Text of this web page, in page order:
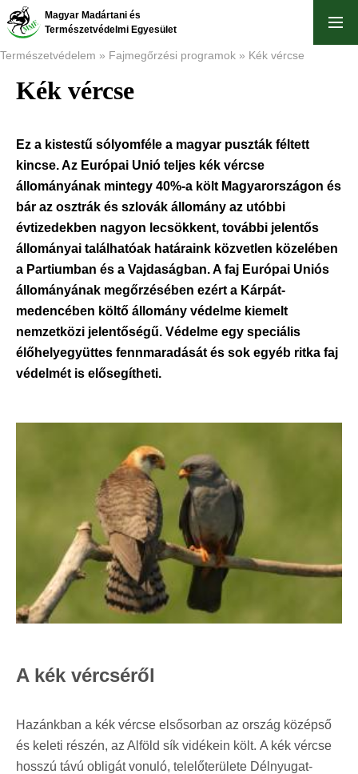
Ugrás
tartalomra
Magyar Madártani és
Természetvédelmi Egyesület
Morzsa
Természetvédelem Fajmegőrzési programok Kék vércse
Kék vércse
Ez a kistestű sólyomféle a magyar puszták féltett
kincse. Az Európai Unió teljes kék vércse
állományának mintegy 40%-a költ Magyarországon és
bár az osztrák és szlovák állomány az utóbbi
évtizedekben nagyon lecsökkent, további jelentős
állományai találhatóak határaink közvetlen közelében
a Partiumban és a Vajdaságban. A faj Európai Uniós
állományának megőrzésében ezért a Kárpát-
medencében költő állomány védelme kiemelt
nemzetközi jelentőségű. Védelme egy speciális
élőhelyegyüttes fennmaradását és sok egyéb ritka faj
védelmét is elősegítheti.
A kék vércséről
Hazánkban a kék vércse elsősorban az ország középső
és keleti részén, az Alföld sík vidékein költ. A kék vércse
hosszú távú obligát vonuló, telelőterülete Délnyugat-